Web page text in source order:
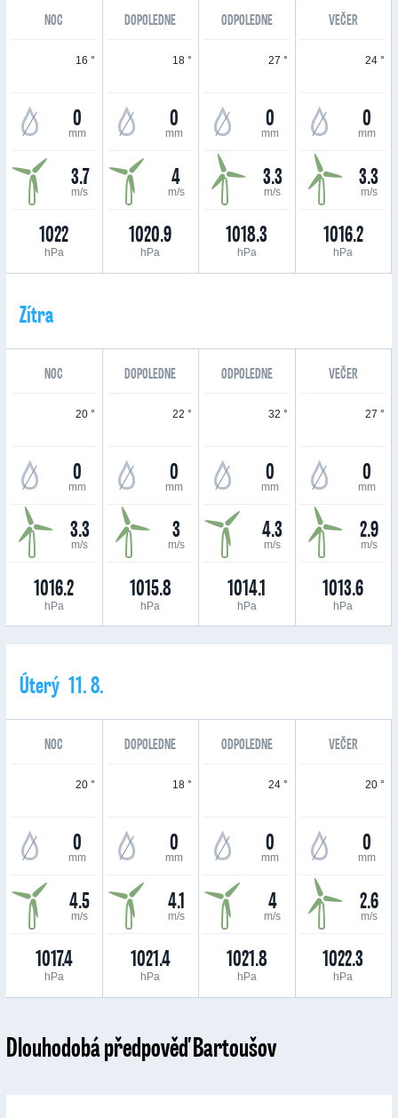
NOC DOPOLEDNE ODPOLEDNE VEČER
16 °
0
mm
3.7
m/s
1022
hPa
18 °
0
mm
4
m/s
1020.9
hPa
27 °
0
mm
3.3
m/s
1018.3
hPa
24 °
0
mm
3.3
m/s
1016.2
hPa
Zítra
NOC DOPOLEDNE ODPOLEDNE VEČER
20 °
0
mm
3.3
m/s
1016.2
hPa
22 °
0
mm
3
m/s
1015.8
hPa
32 °
0
mm
4.3
m/s
1014.1
hPa
27 °
0
mm
2.9
m/s
1013.6
hPa
Úterý 11. 8.
NOC DOPOLEDNE ODPOLEDNE VEČER
20 °
0
mm
4.5
m/s
1017.4
hPa
18 °
0
mm
4.1
m/s
1021.4
hPa
24 °
0
mm
4
m/s
1021.8
hPa
20 °
0
mm
2.6
m/s
1022.3
hPa
Dlouhodobá předpověď Bartoušov